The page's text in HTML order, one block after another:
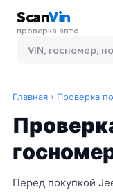
ScanVin
проверка авто
Главная › Проверка
Перед покупкой